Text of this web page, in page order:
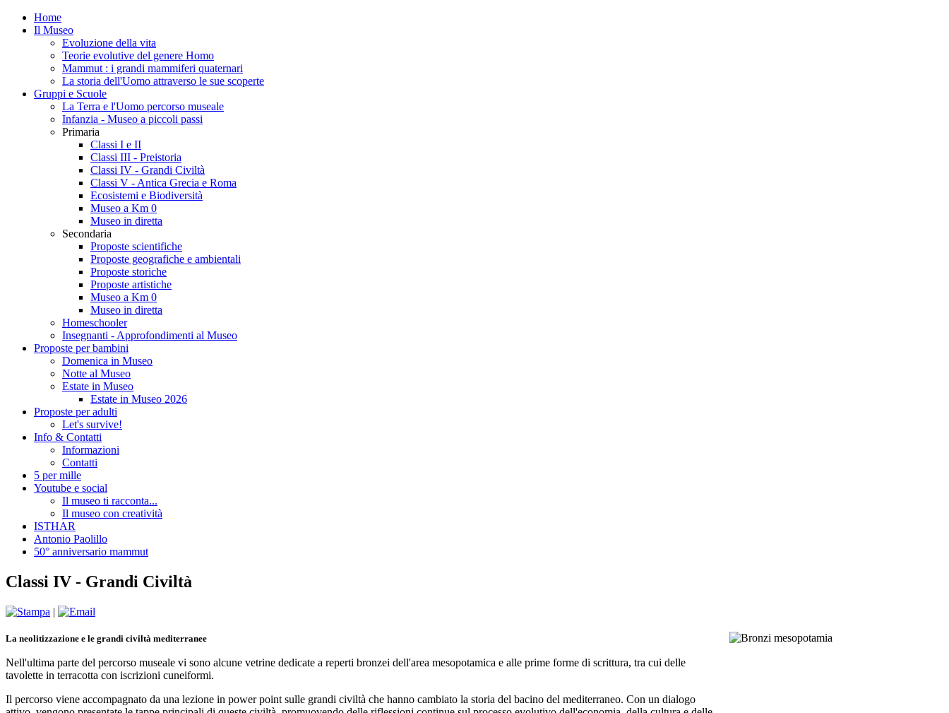
Home
Il Museo
Evoluzione della vita
Teorie evolutive del genere Homo
Mammut : i grandi mammiferi quaternari
La storia dell'Uomo attraverso le sue scoperte
Gruppi e Scuole
La Terra e l'Uomo percorso museale
Infanzia - Museo a piccoli passi
Primaria
Classi I e II
Classi III - Preistoria
Classi IV - Grandi Civiltà
Classi V - Antica Grecia e Roma
Ecosistemi e Biodiversità
Museo a Km 0
Museo in diretta
Secondaria
Proposte scientifiche
Proposte geografiche e ambientali
Proposte storiche
Proposte artistiche
Museo a Km 0
Museo in diretta
Homeschooler
Insegnanti - Approfondimenti al Museo
Proposte per bambini
Domenica in Museo
Notte al Museo
Estate in Museo
Estate in Museo 2026
Proposte per adulti
Let's survive!
Info & Contatti
Informazioni
Contatti
5 per mille
Youtube e social
Il museo ti racconta...
Il museo con creatività
ISTHAR
Antonio Paolillo
50° anniversario mammut
Classi IV - Grandi Civiltà
|
La neolitizzazione e le grandi civiltà mediterranee
Nell'ultima parte del percorso museale vi sono alcune vetrine dedicate a reperti bronzei dell'area mesopotamica e alle prime forme di scrittura, tra cui delle
tavolette in terracotta con iscrizioni cuneiformi.
Il percorso viene accompagnato da una lezione in power point sulle grandi civiltà che hanno cambiato la storia del bacino del mediterraneo. Con un dialogo